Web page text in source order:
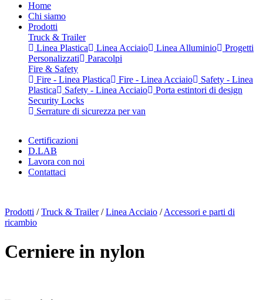
Home
Chi siamo
Prodotti
Truck & Trailer
Linea Plastica
Linea Acciaio Linea Alluminio
Progetti
Personalizzati
Paracolpi
Fire & Safety
Fire - Linea Plastica
Fire - Linea Acciaio
Safety - Linea
Plastica
Safety - Linea Acciaio
Porta estintori di design
Security Locks
Serrature di sicurezza per van
Certificazioni
D.LAB
Lavora con noi
Contattaci
Prodotti /Truck & Trailer/Linea Acciaio /Accessori e parti di
ricambio
Cerniere in nylon